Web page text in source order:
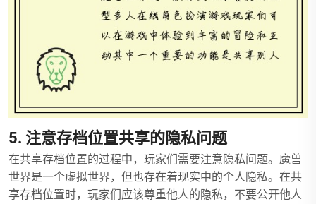
5. 注意存档位置共享的隐私问题
在共享存档位置的过程中，玩家们需要注意隐私问题。魔兽
世界是一个虚拟世界，但也存在着现实中的个人隐私。在共
享存档位置时，玩家们应该尊重他人的隐私，不要公开他人